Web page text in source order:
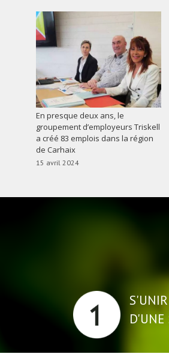
En presque deux ans, le
groupement d’employeurs Triskell
a créé 83 emplois dans la région
de Carhaix
15 avril 2024
D'UNE